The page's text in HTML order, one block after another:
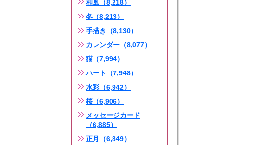
和風（8,218）
冬（8,213）
手描き（8,130）
カレンダー（8,077）
猫（7,994）
ハート（7,948）
水彩（6,942）
桜（6,906）
メッセージカード
（6,885）
正月（6,849）